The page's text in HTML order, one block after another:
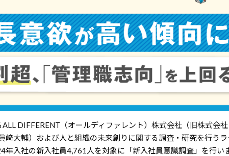
DIFFERENT（オールディファレント）株式会社（旧株式会
大輔）および人と組織の未来創りに関する調査・研究を行うラ
入社の新入社員4,761人を対象に「新入社員意識調査」を行い